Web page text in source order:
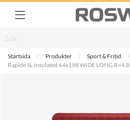
Startsida Produkter
Sport & Fritid
Rapide SL Insulated 64x198 WIDE LONG R=4,8